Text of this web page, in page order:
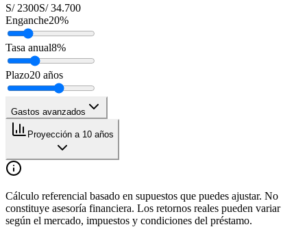
S/ 2300S/ 34.700
Enganche20%
Tasa anual8%
Plazo20 años
Gastos avanzados
Proyección a 10 años
Cálculo referencial basado en supuestos que puedes ajustar. No
constituye asesoría financiera. Los retornos reales pueden variar
según el mercado, impuestos y condiciones del préstamo.